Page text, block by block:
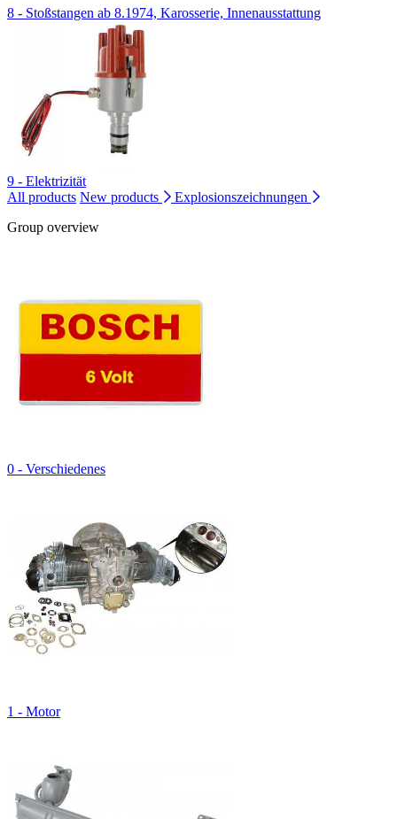
8 - Stoßstangen ab 8.1974, Karosserie, Innenausstattung
9 - Elektrizität
All products New products
Explosionszeichnungen
Group overview
0 - Verschiedenes
1 - Motor